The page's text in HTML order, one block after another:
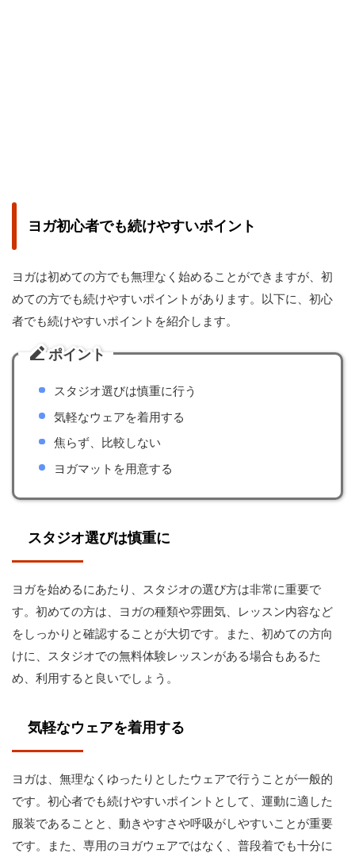
ヨガ初心者でも続けやすいポイント
ヨガは初めての方でも無理なく始めることができますが、初
めての方でも続けやすいポイントがあります。以下に、初心
者でも続けやすいポイントを紹介します。
ポイント
スタジオ選びは慎重に行う
気軽なウェアを着用する
焦らず、比較しない
ヨガマットを用意する
スタジオ選びは慎重に
ヨガを始めるにあたり、スタジオの選び方は非常に重要で
す。初めての方は、ヨガの種類や雰囲気、レッスン内容など
をしっかりと確認することが大切です。また、初めての方向
けに、スタジオでの無料体験レッスンがある場合もあるた
め、利用すると良いでしょう。
気軽なウェアを着用する
ヨガは、無理なくゆったりとしたウェアで行うことが一般的
です。初心者でも続けやすいポイントとして、運動に適した
服装であることと、動きやすさや呼吸がしやすいことが重要
です。また、専用のヨガウェアではなく、普段着でも十分に